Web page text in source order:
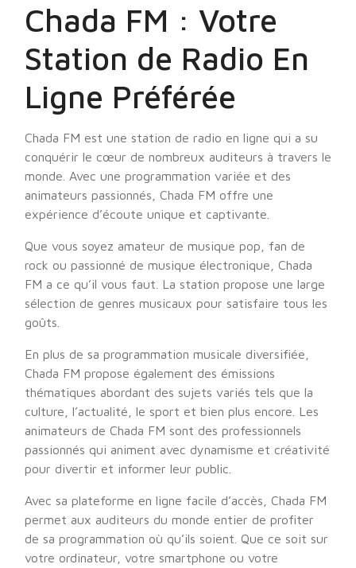
Chada FM : Votre
Station de Radio En
Ligne Préférée
Chada FM est une station de radio en ligne qui a su
conquérir le cœur de nombreux auditeurs à travers le
monde. Avec une programmation variée et des
animateurs passionnés, Chada FM offre une
expérience d’écoute unique et captivante.
Que vous soyez amateur de musique pop, fan de
rock ou passionné de musique électronique, Chada
FM a ce qu’il vous faut. La station propose une large
sélection de genres musicaux pour satisfaire tous les
goûts.
En plus de sa programmation musicale diversifiée,
Chada FM propose également des émissions
thématiques abordant des sujets variés tels que la
culture, l’actualité, le sport et bien plus encore. Les
animateurs de Chada FM sont des professionnels
passionnés qui animent avec dynamisme et créativité
pour divertir et informer leur public.
Avec sa plateforme en ligne facile d’accès, Chada FM
permet aux auditeurs du monde entier de profiter
de sa programmation où qu’ils soient. Que ce soit sur
votre ordinateur, votre smartphone ou votre